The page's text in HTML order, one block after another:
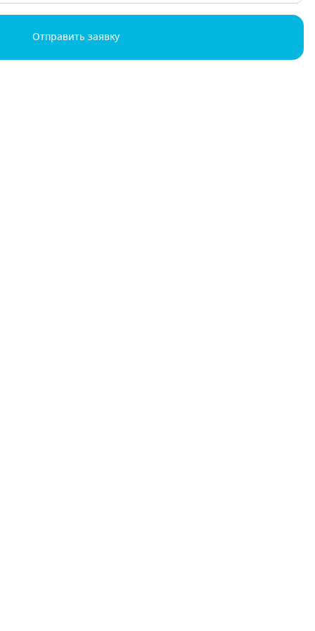
Отправить заявку